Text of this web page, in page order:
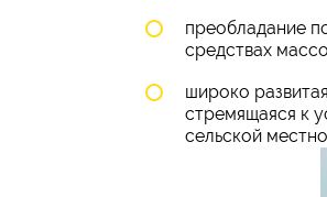
преобладание
средствах
широко
стремящаяся к
сельской